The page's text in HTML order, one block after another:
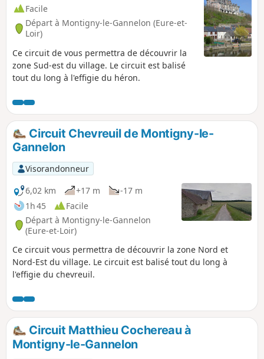
Facile
Départ à Montigny-le-Gannelon (Eure-et-
Loir)
Ce circuit de vous permettra de découvrir la
zone Sud-est du village. Le circuit est balisé
tout du long à l'effigie du héron.
Circuit Chevreuil de Montigny-le-
Gannelon
Visorandonneur
6,02 km
+17 m
-17 m
1h 45
Facile
Départ à Montigny-le-Gannelon
(Eure-et-Loir)
Ce circuit vous permettra de découvrir la zone Nord et
Nord-Est du village. Le circuit est balisé tout du long à
l'effigie du chevreuil.
Circuit Matthieu Cochereau à
Montigny-le-Gannelon